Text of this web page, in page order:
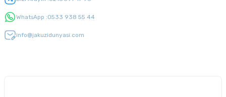
WhatsApp :0533 938 55 44
info@jakuzidunyasi.com